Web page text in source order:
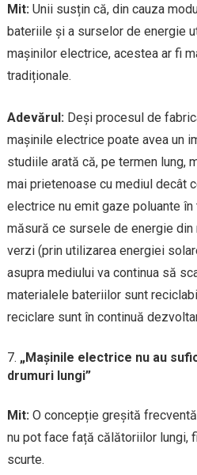
Mit:Unii susțin că, din cauza
bateriile și a surselor de energie
mașinilor electrice, acestea ar fi
tradiționale.
Adevărul:Deși procesul de
mașinile electrice poate avea un
studiile arată că, pe termen lung,
mai prietenoase cu mediul decât
electrice nu emit gaze poluante
măsură ce sursele de energie
verzi (prin utilizarea energiei
asupra mediului va continua să
materialele bateriilor sunt
reciclare sunt în continuă
„Mașinile electrice nu au
drumuri lungi”
Mit:O concepție greșită
nu pot face față călătoriilor lungi,
scurte.